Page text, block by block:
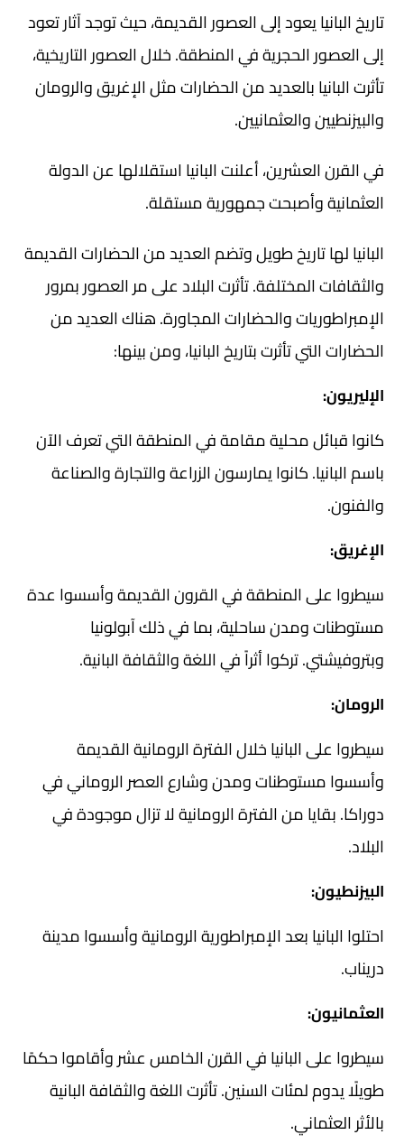
تاريخ البانيا يعود إلى العصور القديمة، حيث توجد آثار تعود
إلى العصور الحجرية في المنطقة. خلال العصور التاريخية،
تأثرت البانيا بالعديد من الحضارات مثل الإغريق والرومان
والبيزنطيين والعثمانيين.
في القرن العشرين، أعلنت البانيا استقلالها عن الدولة
العثمانية وأصبحت جمهورية مستقلة.
البانيا لها تاريخ طويل وتضم العديد من الحضارات القديمة
والثقافات المختلفة. تأثرت البلاد على مر العصور بمرور
الإمبراطوريات والحضارات المجاورة. هناك العديد من
الحضارات التي تأثرت بتاريخ البانيا، ومن بينها:
الإليريون:
كانوا قبائل محلية مقامة في المنطقة التي تعرف الآن
باسم البانيا. كانوا يمارسون الزراعة والتجارة والصناعة
والفنون.
الإغريق:
سيطروا على المنطقة في القرون القديمة وأسسوا عدة
مستوطنات ومدن ساحلية، بما في ذلك آبولونيا
وبتروفيشتي. تركوا أثراً في اللغة والثقافة البانية.
الرومان:
سيطروا على البانيا خلال الفترة الرومانية القديمة
وأسسوا مستوطنات ومدن وشارع العصر الروماني في
دوراكا. بقايا من الفترة الرومانية لا تزال موجودة في
البلاد.
البيزنطيون:
احتلوا البانيا بعد الإمبراطورية الرومانية وأسسوا مدينة
دريناب.
العثمانيون:
سيطروا على البانيا في القرن الخامس عشر وأقاموا حكمًا
طويلًا يدوم لمئات السنين. تأثرت اللغة والثقافة البانية
بالأثر العثماني.